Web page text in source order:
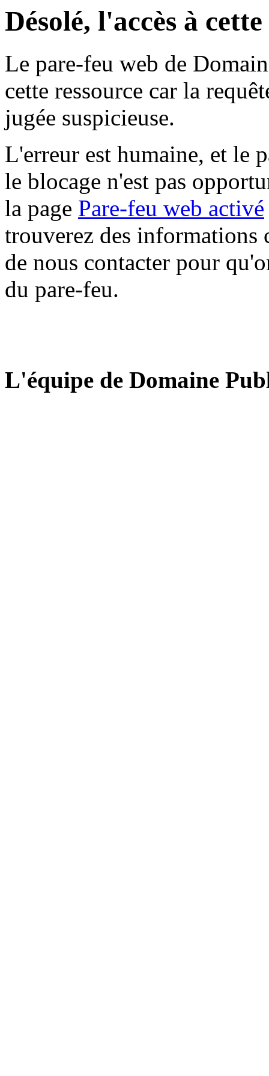
Désolé, l'accès à
Le pare-feu web de
cette ressource car la
jugée suspicieuse.
L'erreur est humaine, et le
le blocage n'est pas
la page Pare-feu web activé
trouverez des informations
de nous contacter pour
du pare-feu.
L'équipe de Domaine